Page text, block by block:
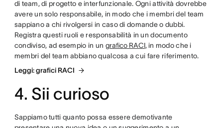
di team, di progetto e interfunzionale. Ogni attività dovrebbe
avere un solo responsabile, in modo che i membri del team
sappiano a chi rivolgersi in caso di domande o dubbi.
Registra questi ruoli e responsabilità in un documento
condiviso, ad esempio in un grafico RACI, in modo che i
membri del team abbiano qualcosa a cui fare riferimento.
Leggi: grafici RACI
4. Sii curioso
Sappiamo tutti quanto possa essere demotivante